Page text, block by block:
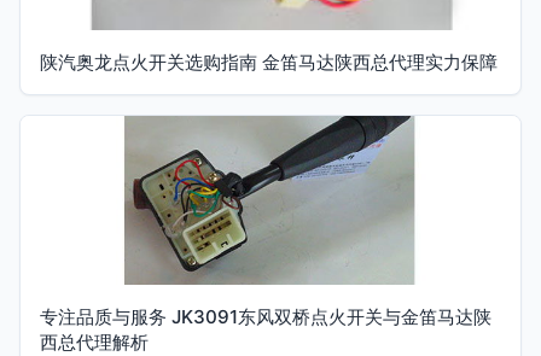
陕汽奥龙点火开关选购指南 金笛马达陕西总代理实力保障
专注品质与服务 JK3091东风双桥点火开关与金笛马达陕
西总代理解析